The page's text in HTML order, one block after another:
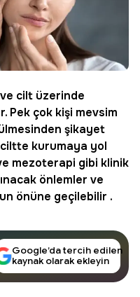
cilt üzerinde
Pek çok kişi mevsim
şikayet
ciltte kurumaya yol
mezoterapi gibi klinik
önlemler ve
önüne geçilebilir .
Google’da tercih edilen
kaynak olarak ekleyin